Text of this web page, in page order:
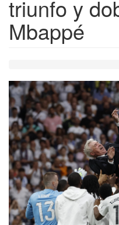
triunfo y
Mbappé